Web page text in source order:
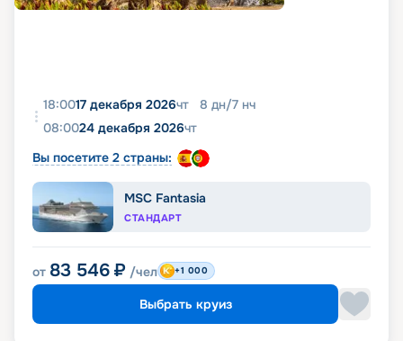
18:0017 декабря 2026чт 8 дн/7 нч
08:0024 декабря 2026чт
Вы посетите 2 страны:
MSC Fantasia
СТАНДАРТ
от 83 546 ₽ /чел +1 000
Выбрать круиз